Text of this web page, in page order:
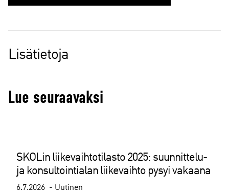
Lisätietoja
Lue seuraavaksi
SKOLin liikevaihtotilasto 2025: suunnittelu-
ja konsultointialan liikevaihto pysyi vakaana
6.7.2026 Uutinen